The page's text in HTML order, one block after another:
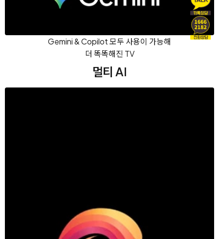
Gemini & Copilot 모두 사용이 가능해
더 똑똑해진 TV
멀티 AI